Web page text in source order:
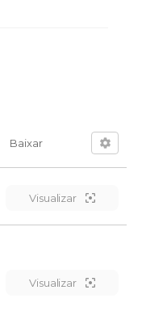
Baixar
Visualizar
Visualizar